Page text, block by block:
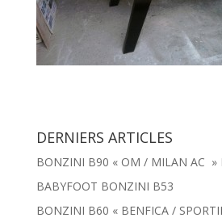
DERNIERS ARTICLES
BONZINI B90 « OM / MILAN AC »
BABYFOOT BONZINI B53
BONZINI B60 « BENFICA /